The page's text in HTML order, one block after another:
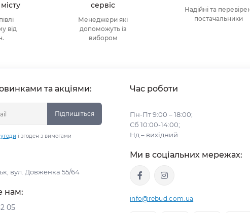
від
сервіс
Менеджери які
допоможуть із
вибором
Надійні та
постачальники
та акціями:
Підпишіться
і згоден з вимогами
вул. Довженка 55/64
нам:
05
Час роботи
Пн-Пт 9:00 – 18:00;
Сб 10:00-14:00;
Нд – вихідний
Ми в соціальних мережах:
info@rebud.com.ua